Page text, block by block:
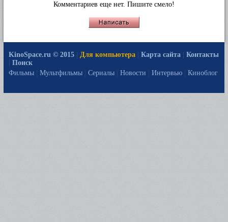
Комментариев еще нет. Пишите смело!
KinoSpace.ru © 2015 Для компьютера Карта сайта
Контакты
Поиск
Фильмы
Мультфильмы Сериалы Новости Интервью Киноблог